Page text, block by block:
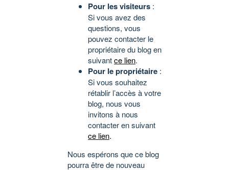
Pour les visiteurs :
Si vous avez des
questions, vous
pouvez contacter le
propriétaire du blog en
suivantce lien.
Pour le propriétaire :
Si vous souhaitez
rétablir l’accès à votre
blog, nous vous
invitons à nous
contacter en suivant
ce lien.
Nous espérons que ce blog
pourra être de nouveau